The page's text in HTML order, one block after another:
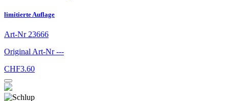
limitierte Auflage
Art-Nr 23666
Original Art-Nr---
CHF3.60